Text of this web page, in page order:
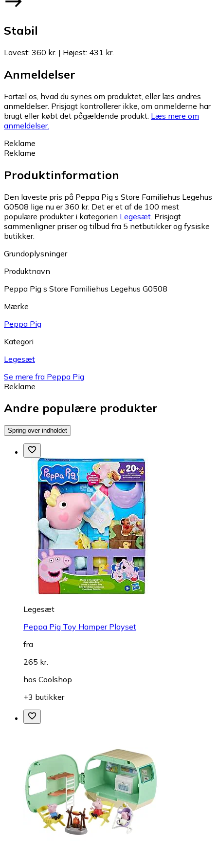
Stabil
Lavest: 360 kr. | Højest: 431 kr.
Anmeldelser
Fortæl os, hvad du synes om produktet, eller læs andres
anmeldelser. Prisjagt kontrollerer ikke, om anmelderne har
brugt eller købt det pågældende produkt. Læs mere om
anmeldelser.
Reklame
Reklame
Produktinformation
Den laveste pris på Peppa Pig s Store Familiehus Legehus
G0508 lige nu er 360 kr. Det er et af de 100 mest
populære produkter i kategorien Legesæt Prisjagt
sammenligner priser og tilbud fra 5 netbutikker og fysiske
butikker.
Grundoplysninger
Produktnavn
Peppa Pig s Store Familiehus Legehus G0508
Mærke
Peppa Pig
Kategori
Legesæt
Se mere fra Peppa Pig
Reklame
Andre populære produkter
Spring over indholdet
Legesæt
Peppa Pig Toy Hamper Playset
fra
265 kr.
hos Coolshop
+3 butikker